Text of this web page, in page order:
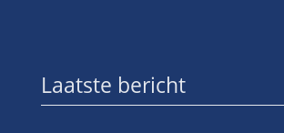
Laatste bericht